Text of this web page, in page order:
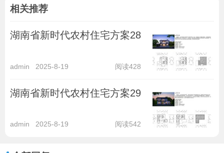
相关推荐
湖南省新时代农村住宅方案28
admin 2025-8-19 阅读428
湖南省新时代农村住宅方案29
admin 2025-8-19 阅读542